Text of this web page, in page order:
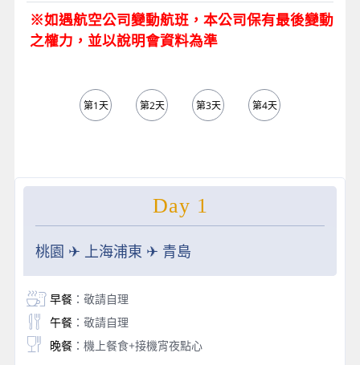
※如遇航空公司變動航班，本公司保有最後變動
之權力，並以說明會資料為準
第1天 第2天 第3天 第4天
Day 1
桃園 ✈ 上海浦東 ✈ 青島
早餐：敬請自理
午餐：敬請自理
晚餐：機上餐食+接機宵夜點心